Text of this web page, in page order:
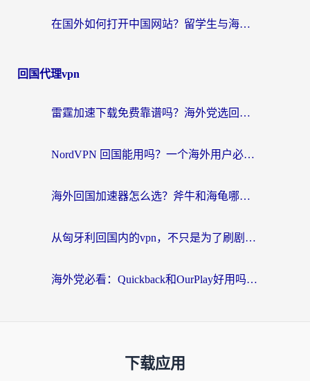
在国外如何打开中国网站？留学生与海外华人的无缝访问指南
回国代理vpn
雷霆加速下载免费靠谱吗？海外党选回国加速器的避坑指南（附热门工具对比）
NordVPN 回国能用吗？一个海外用户必须面对的真实困境
海外回国加速器怎么选？斧牛和海龟哪个好？一篇帮你避开坑的实用指南
从匈牙利回国内的vpn，不只是为了刷剧那么简单
海外党必看：Quickback和OurPlay好用吗？3分钟选对回国加速器，无缝刷剧玩游戏
下载应用